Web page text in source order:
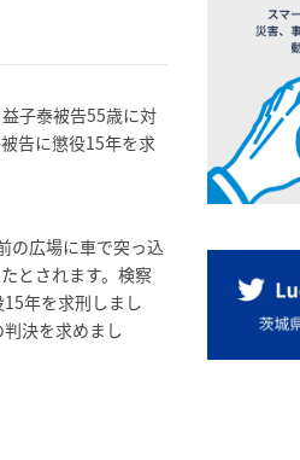
子泰被告55歳に対
告に懲役15年を求
の広場に車で突っ込
とされます。検察
年を求刑しまし
決を求めまし